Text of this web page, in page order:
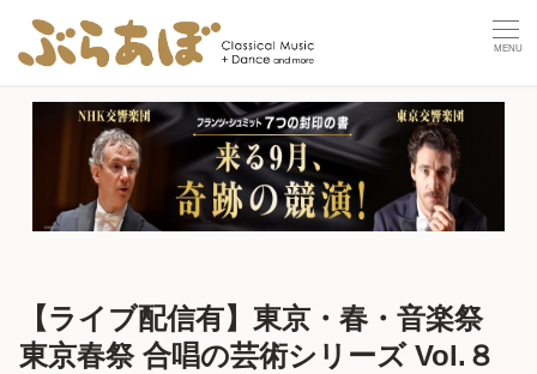
【ライブ配信有】東京・春・音楽祭
東京春祭 合唱の芸術シリーズ Vol.８